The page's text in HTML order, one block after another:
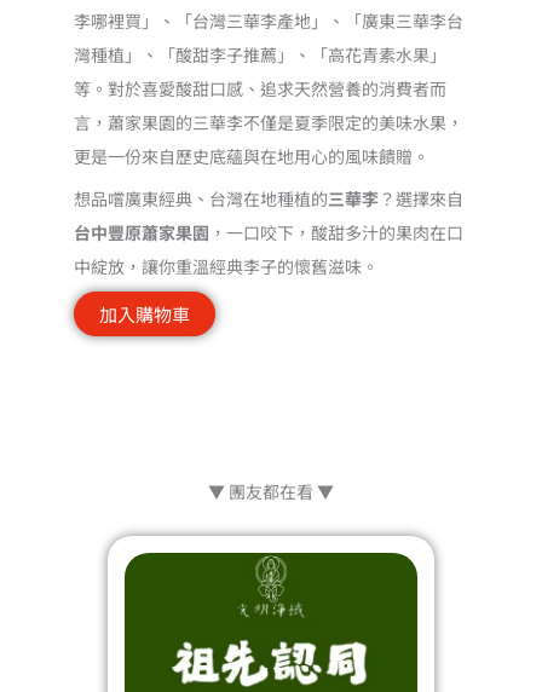
李哪裡買」、「台灣三華李產地」、「廣東三華李台
灣種植」、「酸甜李子推薦」、「高花青素水果」
等。對於喜愛酸甜口感、追求天然營養的消費者而
言，蕭家果園的三華李不僅是夏季限定的美味水果，
更是一份來自歷史底蘊與在地用心的風味饋贈。
想品嚐廣東經典、台灣在地種植的三華李？選擇來自
台中豐原蕭家果園 ，一口咬下，酸甜多汁的果肉在口
中綻放，讓你重溫經典李子的懷舊滋味。
加入購物車
▼ 團友都在看 ▼